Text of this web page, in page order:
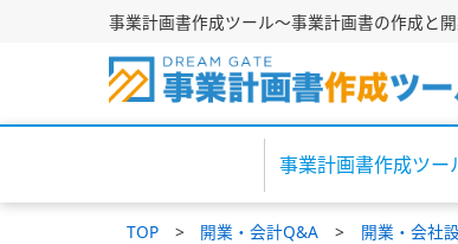
事業計画書作成ツール～事業計画書の作成と
事業計画書作成ツー
TOP 開業・会計Q&A 開業・会社